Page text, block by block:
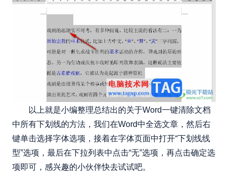
以上就是小编整理总结出的关于Word一键清除文档
中所有下划线的方法，我们在Word中全选文章，然后右
键单击选择字体选项，接着在字体页面中打开“下划线线
型”选项，最后在下拉列表中点击“无”选项，再点击确定选
项即可，感兴趣的小伙伴快去试试吧。